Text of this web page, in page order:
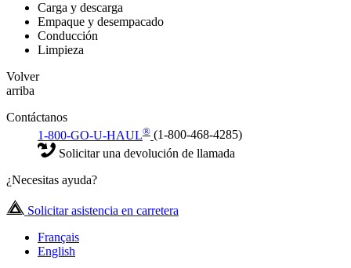
Carga y descarga
Empaque y desempacado
Conducción
Limpieza
Volver
arriba
Contáctanos
1-800-GO-U-HAUL® (1-800-468-4285)
Solicitar una devolución de llamada
¿Necesitas ayuda?
Solicitar asistencia en carretera
Français
English